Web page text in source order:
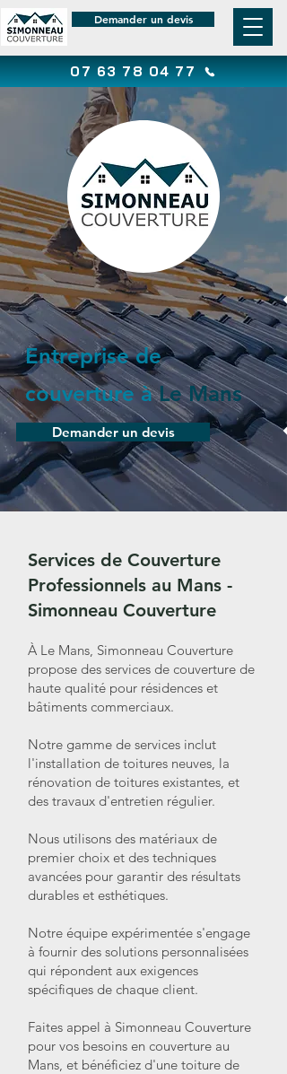
Demander un devis
07 63 78 04 77
Entreprise de
couverture àLe Mans
Demander un devis
Services de Couverture
Professionnels au Mans -
Simonneau Couverture
À Le Mans, Simonneau Couverture
propose des services de couverture de
haute qualité pour résidences et
bâtiments commerciaux.
Notre gamme de services inclut
l'installation de toitures neuves, la
rénovation de toitures existantes, et
des travaux d'entretien régulier.
Nous utilisons des matériaux de
premier choix et des techniques
avancées pour garantir des résultats
durables et esthétiques.
Notre équipe expérimentée s'engage
à fournir des solutions personnalisées
qui répondent aux exigences
spécifiques de chaque client.
Faites appel à Simonneau Couverture
pour vos besoins en couverture au
Mans, et bénéficiez d'une toiture de